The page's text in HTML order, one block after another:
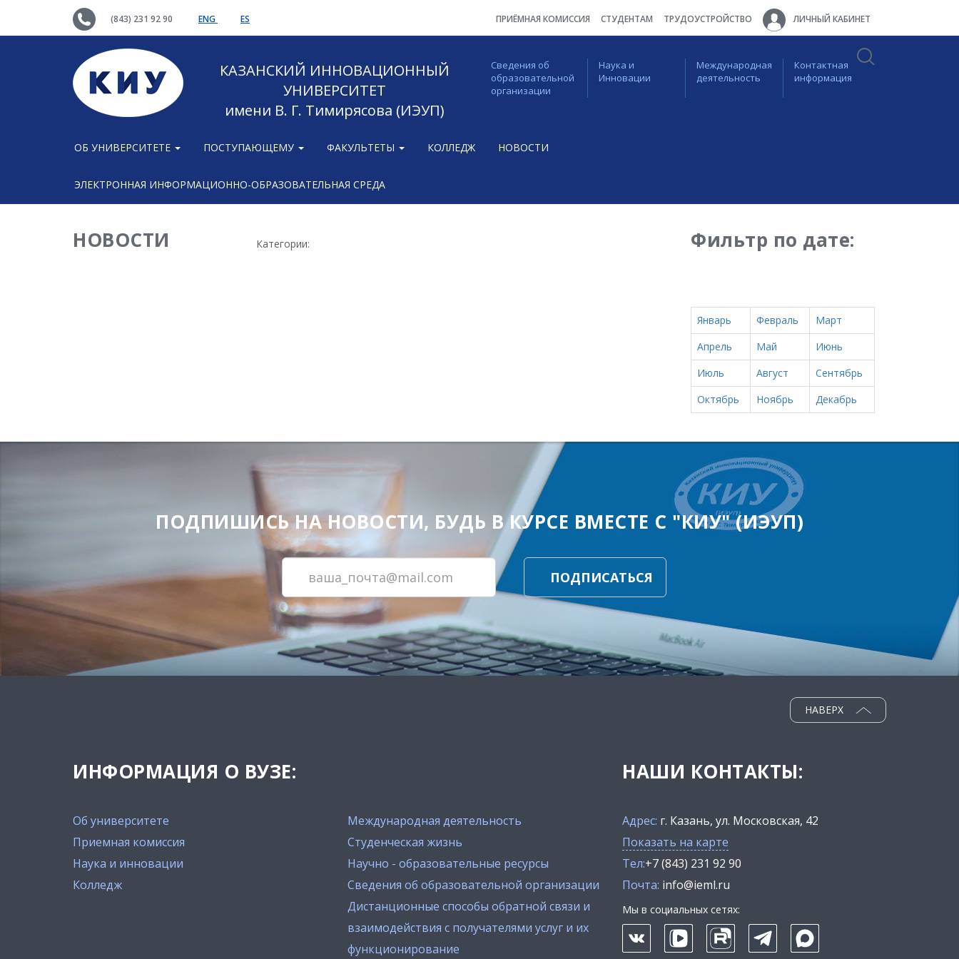
(843) 231 92 90 ENG ES ПРИЁМНАЯ КОМИССИЯ СТУДЕНТАМ ТРУДОУСТРОЙСТВО ЛИЧНЫЙ КАБИНЕТ
КАЗАНСКИЙ ИННОВАЦИОННЫЙ
УНИВЕРСИТЕТ
имени В. Г. Тимирясова (ИЭУП)
Сведения об
образовательной
организации
Наука и
Инновации
Международная
деятельность
Контактная
информация
ОБ УНИВЕРСИТЕТЕ ПОСТУПАЮЩЕМУ ФАКУЛЬТЕТЫ КОЛЛЕДЖ НОВОСТИ
ЭЛЕКТРОННАЯ ИНФОРМАЦИОННО-ОБРАЗОВАТЕЛЬНАЯ СРЕДА
НОВОСТИ Категории: Фильтр по дате:
Январь Февраль
Март
Апрель
Май
Июнь
Июль
Август
Сентябрь
Октябрь
Ноябрь Декабрь
ПОДПИШИСЬ НА НОВОСТИ, БУДЬ В КУРСЕ ВМЕСТЕ С "КИУ" (ИЭУП)
ПОДПИСАТЬСЯ
ИНФОРМАЦИЯ О ВУЗЕ:
Об университете
Приемная комиссия
Наука и инновации
Колледж
Международная деятельность
Студенческая жизнь
Научно - образовательные ресурсы
Сведения об образовательной организации
Дистанционные способы обратной связи и
взаимодействия с получателями услуг и их
функционирование
НАВЕРХ
НАШИ КОНТАКТЫ:
Адрес: г. Казань, ул. Московская, 42
Показать на карте
Тел:+7 (843) 231 92 90
Почта: info@ieml.ru
Мы в социальных сетях: